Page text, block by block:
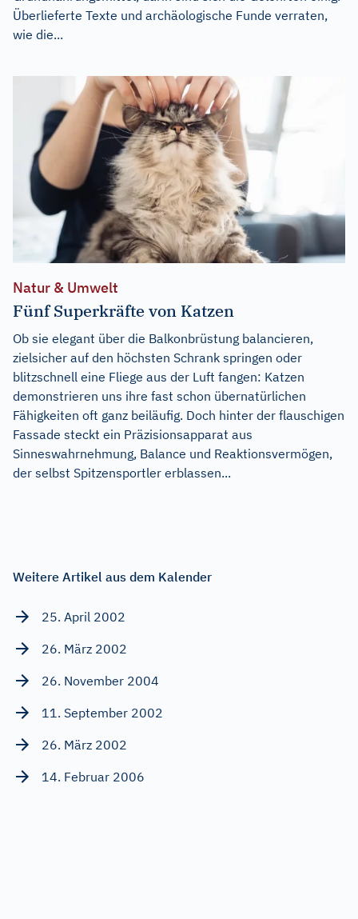
Überlieferte Texte und archäologische Funde verraten,
wie die...
Natur & Umwelt
Fünf Superkräfte von Katzen
Ob sie elegant über die Balkonbrüstung balancieren,
zielsicher auf den höchsten Schrank springen oder
blitzschnell eine Fliege aus der Luft fangen: Katzen
demonstrieren uns ihre fast schon übernatürlichen
Fähigkeiten oft ganz beiläufig. Doch hinter der flauschigen
Fassade steckt ein Präzisionsapparat aus
Sinneswahrnehmung, Balance und Reaktionsvermögen,
der selbst Spitzensportler erblassen...
Weitere Artikel aus dem Kalender
25. April 2002
26. März 2002
26. November 2004
11. September 2002
26. März 2002
14. Februar 2006